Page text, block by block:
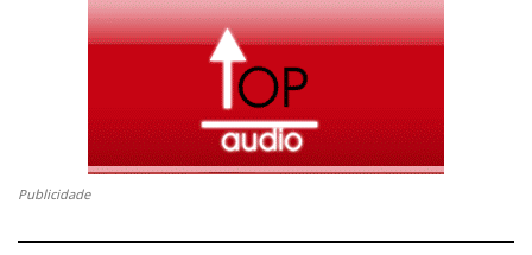
de Phono, embora admita que o ‘revivalismo
analógico’ é mais do que uma simples moda.
O CD ainda tem muito para dar
Publicidade